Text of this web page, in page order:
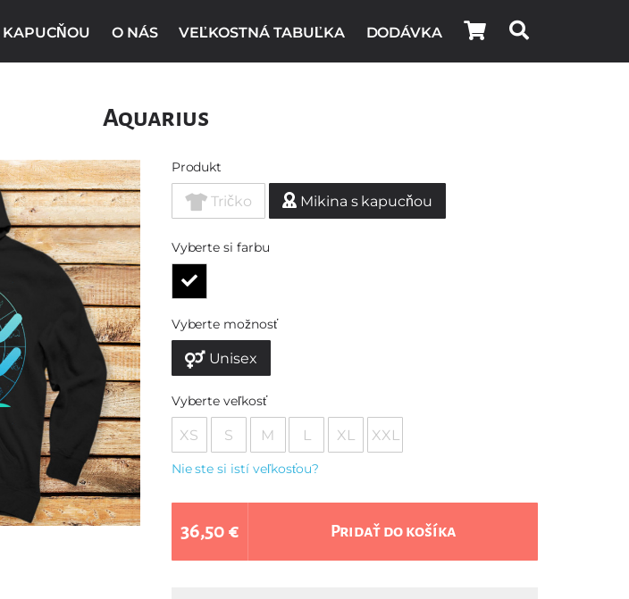
O NÁS VEĽKOSTNÁ TABUĽKA DODÁVKA
Aquarius
Produkt
Tričko Mikina s kapucňou
Vyberte si farbu
Vyberte možnosť
Unisex
Vyberte veľkosť
XS S M L XL XXL
Nie ste si istí veľkosťou?
36,50 € Pridať do košíka